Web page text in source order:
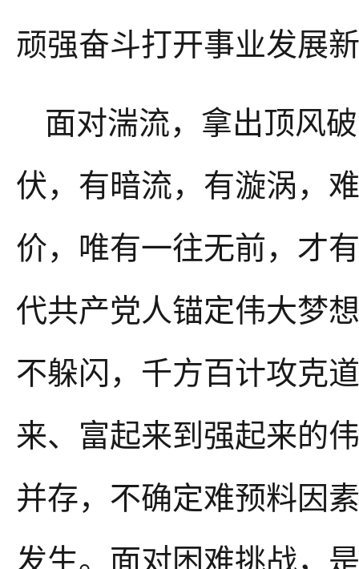
顽强奋斗打开事业发展
面对湍流，拿出顶风
伏，有暗流，有漩涡，
价，唯有一往无前，才
代共产党人锚定伟大梦
不躲闪，千方百计攻克
来、富起来到强起来的
并存，不确定难预料因
发生。面对困难挑战，